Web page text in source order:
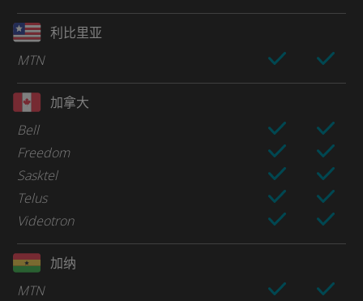
利比里亚
MTN
加拿大
Bell
Freedom
Sasktel
Telus
Videotron
加纳
MTN